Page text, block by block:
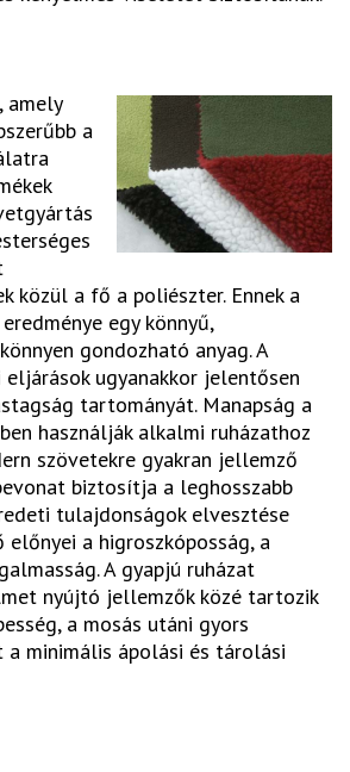
amely
a
közül a fő a poliészter. Ennek a
egy könnyű,
gondozható anyag. A
ugyanakkor jelentősen
tartományát. Manapság a
használják alkalmi ruházathoz
szövetekre gyakran jellemző
biztosítja a leghosszabb
tulajdonságok elvesztése
előnyei a higroszkóposság, a
A gyapjú ruházat
nyújtó jellemzők közé tartozik
a mosás utáni gyors
a minimális ápolási és tárolási